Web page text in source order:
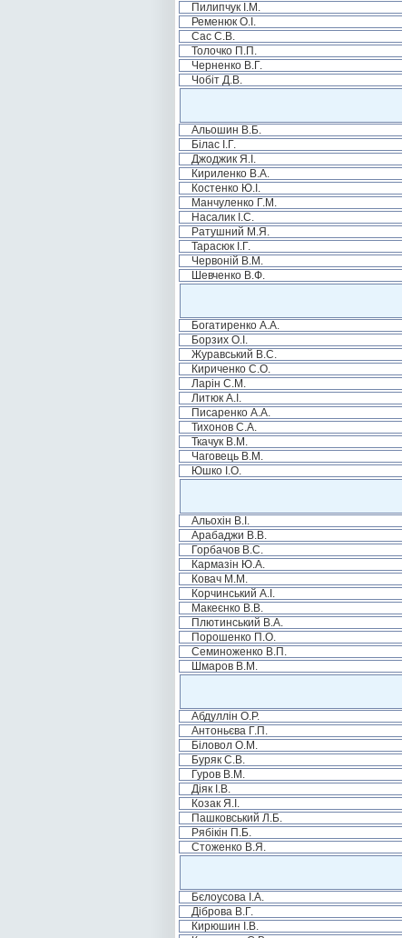
Пилипчук І.М.
Ременюк О.І.
Сас С.В.
Толочко П.П.
Черненко В.Г.
Чобіт Д.В.
Альошин В.Б.
Білас І.Г.
Джоджик Я.І.
Кириленко В.А.
Костенко Ю.І.
Манчуленко Г.М.
Насалик І.С.
Ратушний М.Я.
Тарасюк І.Г.
Червоній В.М.
Шевченко В.Ф.
Богатиренко А.А.
Борзих О.І.
Журавський В.С.
Кириченко С.О.
Ларін С.М.
Литюк А.І.
Писаренко А.А.
Тихонов С.А.
Ткачук В.М.
Чаговець В.М.
Юшко І.О.
Альохін В.І.
Арабаджи В.В.
Горбачов В.С.
Кармазін Ю.А.
Ковач М.М.
Корчинський А.І.
Макеєнко В.В.
Плютинський В.А.
Порошенко П.О.
Семиноженко В.П.
Шмаров В.М.
Абдуллін О.Р.
Антоньєва Г.П.
Біловол О.М.
Буряк С.В.
Гуров В.М.
Діяк І.В.
Козак Я.І.
Пашковський Л.Б.
Рябікін П.Б.
Стоженко В.Я.
Бєлоусова І.А.
Діброва В.Г.
Кирюшин І.В.